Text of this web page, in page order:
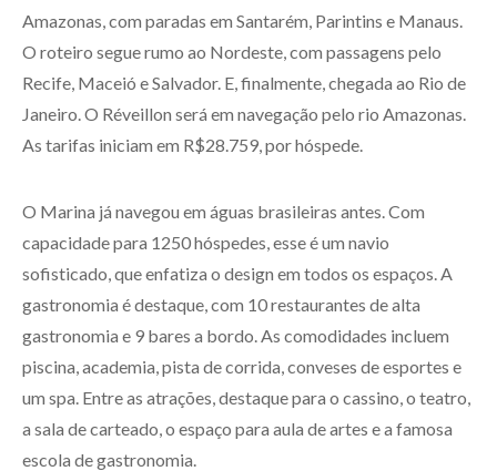
Amazonas, com paradas em Santarém, Parintins e Manaus.
O roteiro segue rumo ao Nordeste, com passagens pelo
Recife, Maceió e Salvador. E, finalmente, chegada ao Rio de
Janeiro. O Réveillon será em navegação pelo rio Amazonas.
As tarifas iniciam em R$28.759, por hóspede.
O Marina já navegou em águas brasileiras antes. Com
capacidade para 1250 hóspedes, esse é um navio
sofisticado, que enfatiza o design em todos os espaços. A
gastronomia é destaque, com 10 restaurantes de alta
gastronomia e 9 bares a bordo. As comodidades incluem
piscina, academia, pista de corrida, conveses de esportes e
um spa. Entre as atrações, destaque para o cassino, o teatro,
a sala de carteado, o espaço para aula de artes e a famosa
escola de gastronomia.